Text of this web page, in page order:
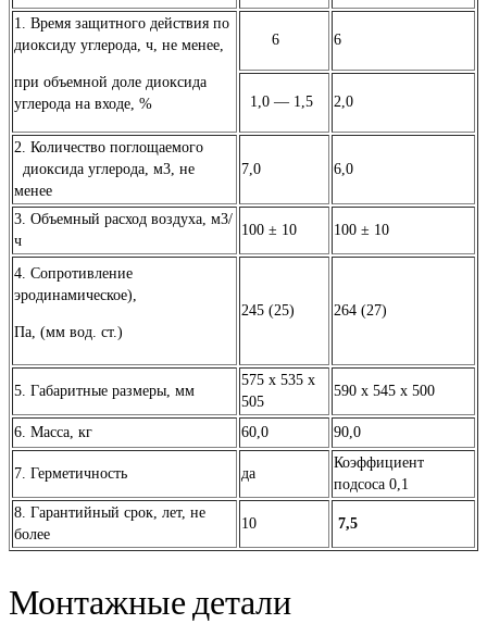
1. Время защитного действия по
диоксиду углерода, ч, не менее,
при объемной доле диоксида
углерода на входе, %
6 6
1,0 — 1,5 2,0
2. Количество поглощаемого
диоксида углерода, м3, не
менее
7,0 6,0
3. Объемный расход воздуха, м3/
ч
100 ± 10 100 ± 10
4. Сопротивление
эродинамическое),
Па, (мм вод. ст.)
245 (25) 264 (27)
5. Габаритные размеры, мм
575 х 535 х
505
590 х 545 х 500
6. Масса, кг 60,0 90,0
7. Герметичность да
Коэффициент
подсоса 0,1
8. Гарантийный срок, лет, не
более
10 7,5
Монтажные детали